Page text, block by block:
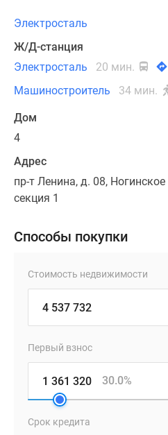
Электросталь
Ж/Д-станция
Электросталь
20 мин.
Машиностроитель
34 мин.
Дом
4
Адрес
пр-т Ленина, д. 08,
секция 1
Способы покупки
Стоимость недвижимости
Первый взнос
30.0%
Срок кредита